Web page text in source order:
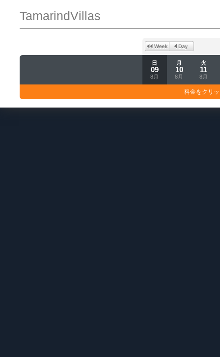
TamarindVillas
日
09
8月
月
10
8月
火
11
8月
料金をクリ